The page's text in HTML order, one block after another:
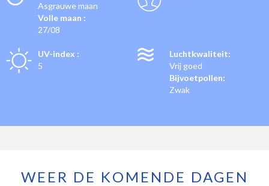
Asgrauwe maan
Volle maan :
27/08
UV-index :
5
Luchtkwaliteit:
Vrij goed
Bijvoetpollen:
Zwak
WEER DE KOMENDE DAGEN